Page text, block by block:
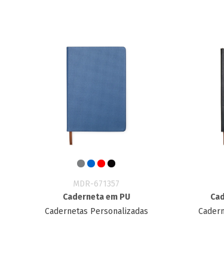
MDR-671357
Caderneta em PU
Cadernetas Personalizadas